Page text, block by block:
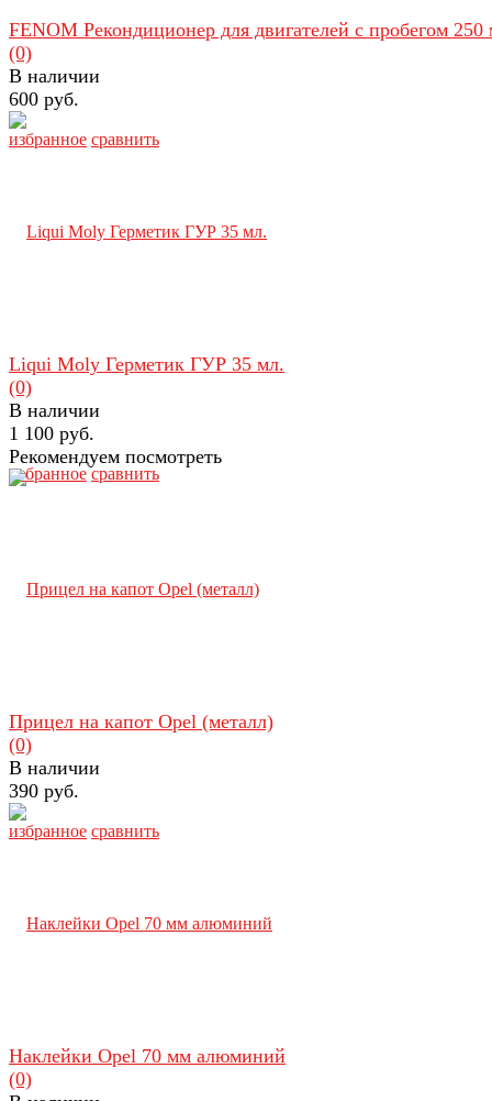
избранное сравнить
FENOM Рекондиционер для двигателей с пробегом 250
(0)
В наличии
600 руб.
избранное сравнить
Liqui Moly Герметик ГУР 35 мл.
(0)
В наличии
1 100 руб.
Рекомендуем посмотреть
избранное сравнить
Прицел на капот Opel (металл)
(0)
В наличии
390 руб.
Наклейки Opel 70 мм алюминий
(0)